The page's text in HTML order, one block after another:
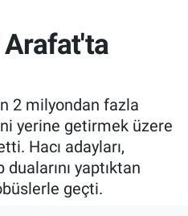
2 milyondan fazla
yerine getirmek üzere
Hacı adayları,
yaptıktan
geçti.
ve Fikstür